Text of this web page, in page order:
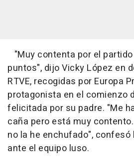
"Muy contenta por el
puntos", dijo Vicky López en
RTVE, recogidas por Europa
protagonista en el comienzo
felicitada por su padre. "Me
caña pero está muy
no la he enchufado", confesó
ante el equipo luso.